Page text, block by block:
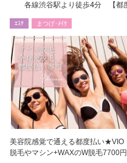
各線渋谷駅より徒歩4分 【都
ｴｽﾃ まつげ･ﾒｲｸ
美容院感覚で通える都度払い★VIO
脱毛やマシン+WAXのW脱毛7700